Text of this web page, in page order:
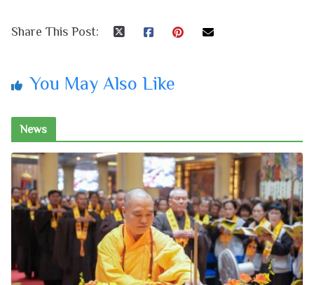
Share This Post:
You May Also Like
News